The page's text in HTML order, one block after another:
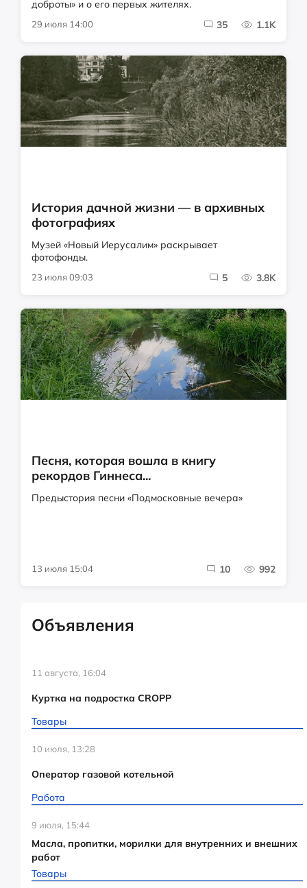
доброты» и о его первых жителях.
29 июля 14:00 35 1.1K
История дачной жизни — в архивных
фотографиях
Музей «Новый Иерусалим» раскрывает
фотофонды.
23 июля 09:03 5 3.8K
Песня, которая вошла в книгу
рекордов Гиннеса...
Предыстория песни «Подмосковные вечера»
13 июля 15:04 10 992
Объявления
11 августа, 16:04
Куртка на подростка CROPP
Товары
10 июля, 13:28
Оператор газовой котельной
Работа
9 июля, 15:44
Масла, пропитки, морилки для внутренних и внешних
работ
Товары